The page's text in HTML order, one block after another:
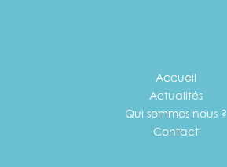
Accueil
Actualités
Qui sommes nous ?
Contact